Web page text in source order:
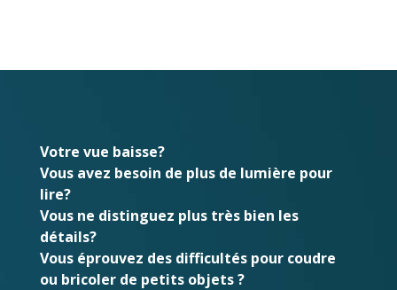
Votre vue baisse?
Vous avez besoin de plus de lumière pour
lire?
Vous ne distinguez plus très bien les
détails?
Vous éprouvez des difficultés pour coudre
ou bricoler de petits objets ?